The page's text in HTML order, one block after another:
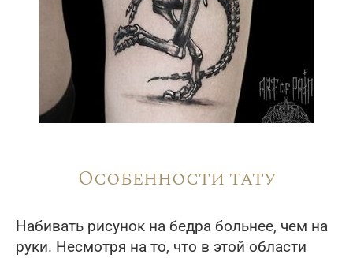
Особенности тату
Набивать рисунок на бедра больнее, чем на
руки. Несмотря на то, что в этой области